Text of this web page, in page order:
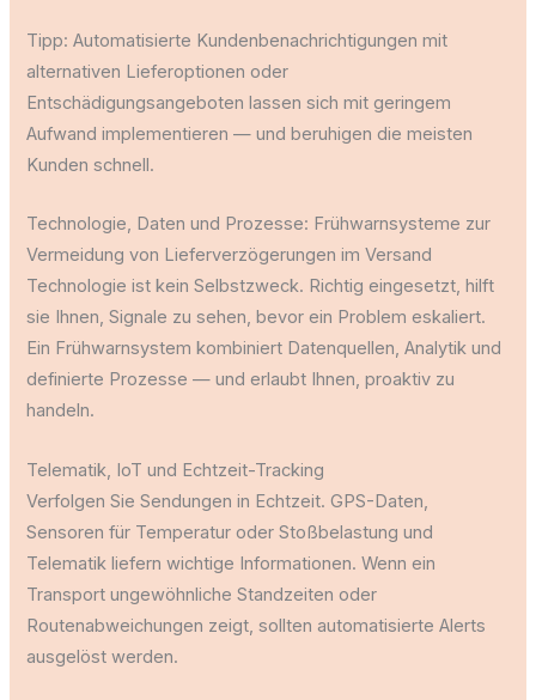
Tipp: Automatisierte Kundenbenachrichtigungen mit
alternativen Lieferoptionen oder
Entschädigungsangeboten lassen sich mit geringem
Aufwand implementieren — und beruhigen die meisten
Kunden schnell.
Technologie, Daten und Prozesse: Frühwarnsysteme zur
Vermeidung von Lieferverzögerungen im Versand
Technologie ist kein Selbstzweck. Richtig eingesetzt, hilft
sie Ihnen, Signale zu sehen, bevor ein Problem eskaliert.
Ein Frühwarnsystem kombiniert Datenquellen, Analytik und
definierte Prozesse — und erlaubt Ihnen, proaktiv zu
handeln.
Telematik, IoT und Echtzeit-Tracking
Verfolgen Sie Sendungen in Echtzeit. GPS-Daten,
Sensoren für Temperatur oder Stoßbelastung und
Telematik liefern wichtige Informationen. Wenn ein
Transport ungewöhnliche Standzeiten oder
Routenabweichungen zeigt, sollten automatisierte Alerts
ausgelöst werden.